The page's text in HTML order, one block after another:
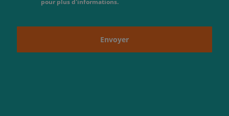
Envoyer